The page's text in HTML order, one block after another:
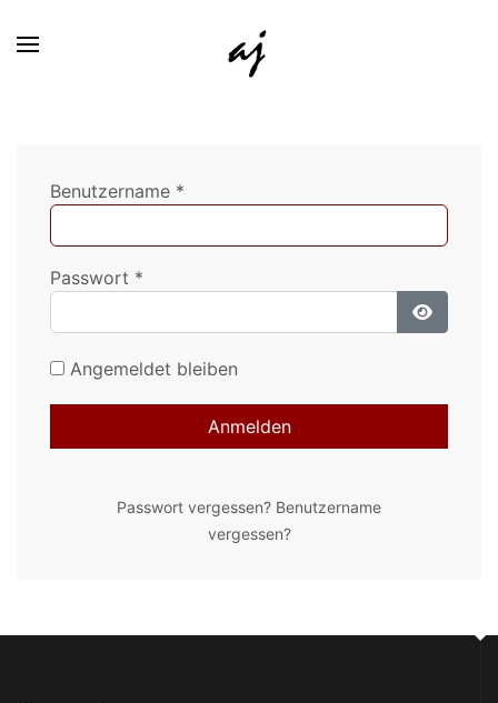
Benutzername *
Passwort *
Angemeldet bleiben
Anmelden
Passwort vergessen? Benutzername
vergessen?